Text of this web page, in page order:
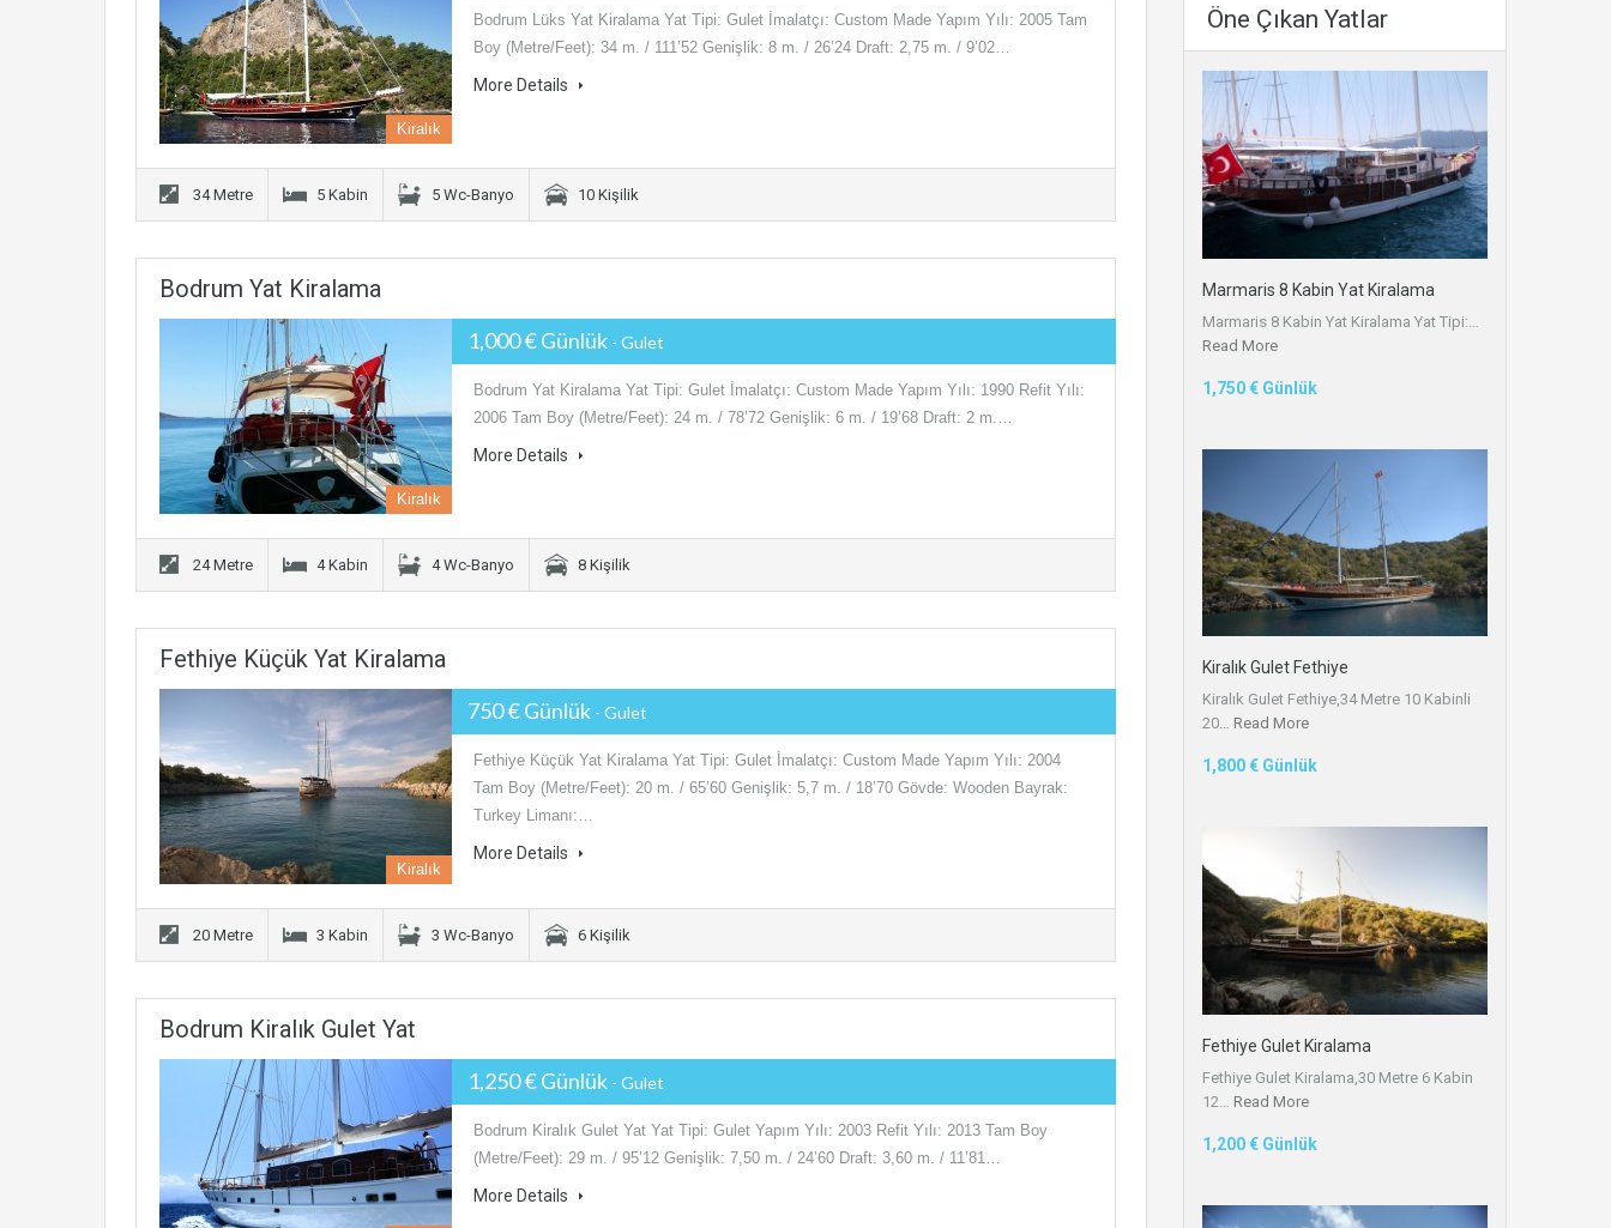
Kiralık
Bodrum Lüks Yat Kiralama Yat Tipi: Gulet İmalatçı: Custom Made Yapım Yılı: 2005 Tam
Boy (Metre/Feet): 34 m. / 111’52 Genişlik: 8 m. / 26’24 Draft: 2,75 m. / 9’02…
More Details
34 Metre 5 Kabin 5 Wc-Banyo 10 Kişilik
Bodrum Yat Kiralama
Kiralık
1,000 € Günlük - Gulet
Bodrum Yat Kiralama Yat Tipi: Gulet İmalatçı: Custom Made Yapım Yılı: 1990 Refit Yılı:
2006 Tam Boy (Metre/Feet): 24 m. / 78’72 Genişlik: 6 m. / 19’68 Draft: 2 m.…
More Details
24 Metre 4 Kabin 4 Wc-Banyo 8 Kişilik
Fethiye Küçük Yat Kiralama
Kiralık
750 € Günlük - Gulet
Fethiye Küçük Yat Kiralama Yat Tipi: Gulet İmalatçı: Custom Made Yapım Yılı: 2004
Tam Boy (Metre/Feet): 20 m. / 65’60 Genişlik: 5,7 m. / 18’70 Gövde: Wooden Bayrak:
Turkey Limanı:…
More Details
20 Metre 3 Kabin 3 Wc-Banyo 6 Kişilik
Bodrum Kiralık Gulet Yat
1,250 € Günlük - Gulet
Bodrum Kiralık Gulet Yat Yat Tipi: Gulet Yapım Yılı: 2003 Refit Yılı: 2013 Tam Boy
(Metre/Feet): 29 m. / 95’12 Genişlik: 7,50 m. / 24’60 Draft: 3,60 m. / 11’81…
More Details
Öne Çıkan Yatlar
Marmaris 8 Kabin Yat Kiralama
Marmaris 8 Kabin Yat Kiralama Yat Tipi:…
Read More
1,750 € Günlük
Kiralık Gulet Fethiye
Kiralık Gulet Fethiye,34 Metre 10 Kabinli
20… Read More
1,800 € Günlük
Fethiye Gulet Kiralama
Fethiye Gulet Kiralama,30 Metre 6 Kabin
12… Read More
1,200 € Günlük